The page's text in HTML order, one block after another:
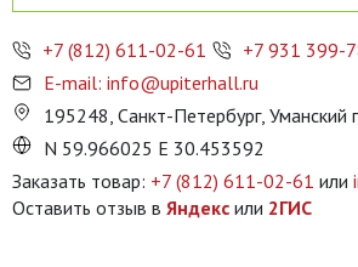
+7 (812) 611-02-61
+7 931 399-
E-mail: info@upiterhall.ru
195248, Санкт-Петербург, Уманский
N 59.966025 E 30.453592
Заказать товар: +7 (812) 611-02-61 или
Оставить отзыв в Яндекс или 2ГИС